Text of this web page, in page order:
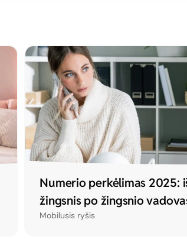
Numerio perkėlimas 2025:
žingsnis po žingsnio
Mobilusis ryšis